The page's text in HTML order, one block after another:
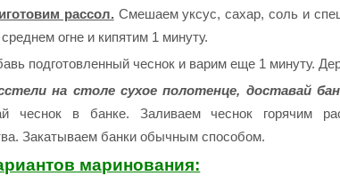
рассол.Смешаем уксус, сахар, соль и
огне и кипятим 1 минуту.
подготовленный чеснок и варим еще 1 минуту.
на столе сухое полотенце, доставай
чеснок в банке. Заливаем чеснок горячим
Закатываем банки обычным способом.
маринования: